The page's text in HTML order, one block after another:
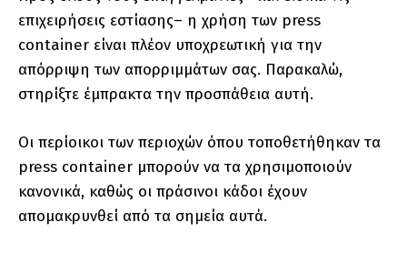
επιχειρήσεις εστίασης– η χρήση των press
container είναι πλέον υποχρεωτική για την
απόρριψη των απορριμμάτων σας. Παρακαλώ,
στηρίξτε έμπρακτα την προσπάθεια αυτή.
Οι περίοικοι των περιοχών όπου τοποθετήθηκαν τα
press container μπορούν να τα χρησιμοποιούν
κανονικά, καθώς οι πράσινοι κάδοι έχουν
απομακρυνθεί από τα σημεία αυτά.